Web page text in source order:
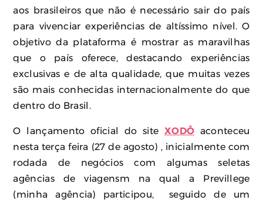
aos brasileiros que não é necessário sair do país
para vivenciar experiências de altíssimo nível. O
objetivo da plataforma é mostrar as maravilhas
que o país oferece, destacando experiências
exclusivas e de alta qualidade, que muitas vezes
são mais conhecidas internacionalmente do que
dentro do Brasil.
O lançamento oficial do site XODÔ aconteceu
nesta terça feira (27 de agosto) , inicialmente com
rodada de negócios com algumas seletas
agências de viagensm na qual a Previllege
(minha agência) participou, seguido de um